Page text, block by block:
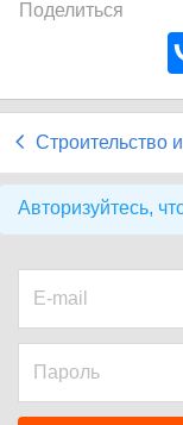
Поделиться
Строительство
Авторизуйтесь,